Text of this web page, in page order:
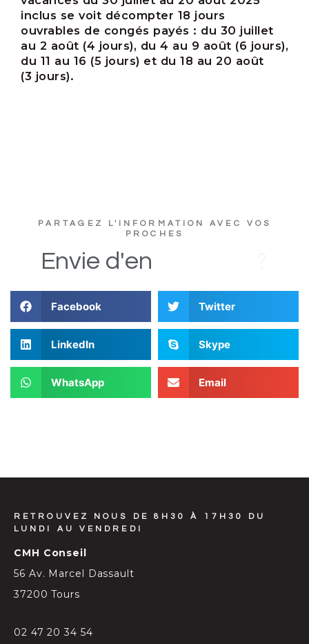
inclus se voit décompter 18 jours
ouvrables de congés payés : du 30 juillet
au 2 août (4 jours), du 4 au 9 août (6 jours),
du 11 au 16 (5 jours) et du 18 au 20 août
(3 jours).
PARTAGEZ L'INFORMATION AVEC VOS
PROCHES
Envie d'en
Facebook Twitter
LinkedIn Skype
WhatsApp Email
RETROUVEZ NOUS DE 8H30 À 17H30 DU
LUNDI AU VENDREDI
CMH Conseil
56 Av. Marcel Dassault
37200 Tours
02 47 20 34 54